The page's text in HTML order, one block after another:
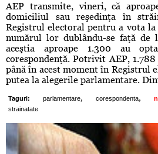
AEP transmite, vineri, că
domiciliul sau reşedinţa în
Registrul electoral pentru a vota
numărul lor dublându-se faţă de
aceştia aproape 1.300 au
corespondenţă. Potrivit AEP,
până în acest moment în Registrul
putea la alegerile parlamentare.
Taguri: parlamentare, corespondenta,
strainatate